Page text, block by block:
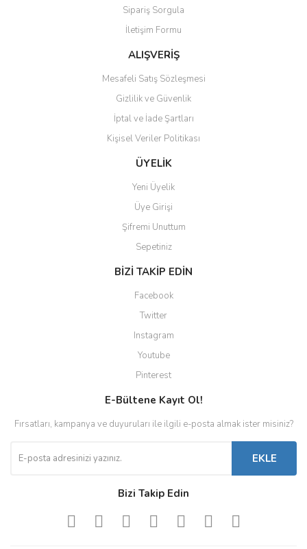
Ürün bilgilerinde hatalar bulunuyor.
Ürün fiyatı diğer sitelerden daha pahalı.
Bu ürüne benzer farklı alternatifler olmalı.
Gönder
Sipariş Sorgula
İletişim Formu
ALIŞVERİŞ
Mesafeli Satış Sözleşmesi
Gizlilik ve Güvenlik
İptal ve İade Şartları
Kişisel Veriler Politikası
ÜYELİK
Yeni Üyelik
Üye Girişi
Şifremi Unuttum
Sepetiniz
BİZİ TAKİP EDİN
Facebook
Twitter
Instagram
Youtube
Pinterest
E-Bültene Kayıt Ol!
Fırsatları, kampanya ve duyuruları ile ilgili e-posta almak ister misiniz?
EKLE
Bizi Takip Edin